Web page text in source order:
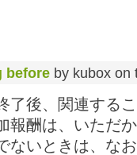
beforeby kubox on
了後、関連する
報酬は、いただ
ないときは、な